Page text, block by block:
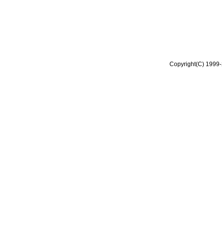
Copyright(C)